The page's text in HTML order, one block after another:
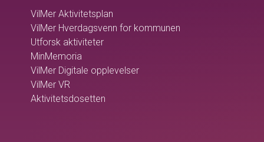
VilMer Aktivitetsplan
VilMer Hverdagsvenn for kommunen
Utforsk aktiviteter
MinMemoria
VilMer Digitale opplevelser
VilMer VR
Aktivitetsdosetten